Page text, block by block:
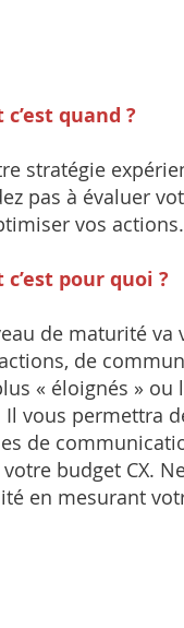
quand ?
stratégie
pas à évaluer
vos actions.
pour quoi ?
de maturité va
de
« éloignés » ou
vous permettra
de
budget CX.
en mesurant